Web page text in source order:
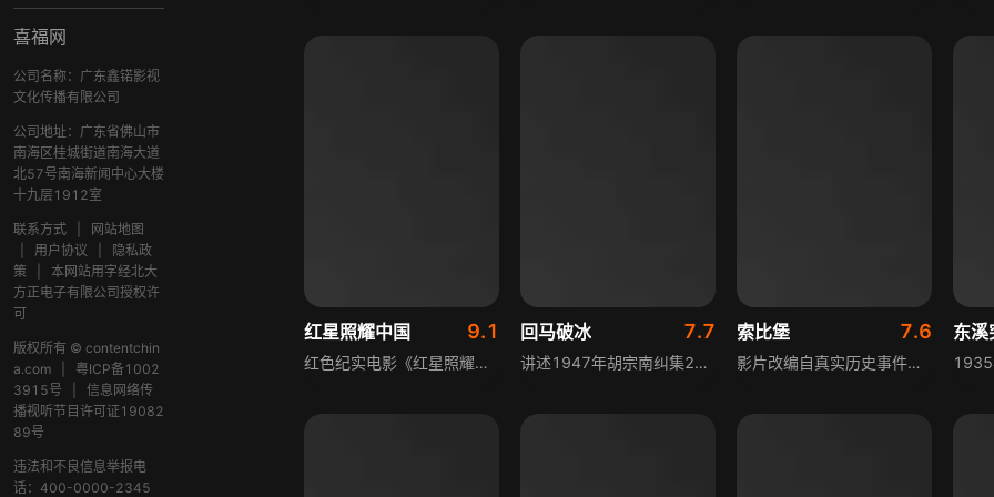
喜福网
公司名称：广东鑫锘影视
文化传播有限公司
公司地址：广东省佛山市
南海区桂城街道南海大道
北57号南海新闻中心大楼
十九层1912室
联系方式
网站地图
用户协议
隐私政
策
本网站用字经北大
方正电子有限公司授权许
可
版权所有 © contentchin
a.com
粤ICP备1002
3915号
信息网络传
播视听节目许可证19082
89号
违法和不良信息举报电
话：400-0000-2345
红星照耀中国 9.1
红色纪实电影《红星照耀中国》以1936年美国青年埃德加·斯诺冒险赴中国红色革命区域的经历为核心，讲述他采访见证毛泽东、周恩来等中共领导人及红军战士、苏区百姓的风采后，以饱含激情的文笔撰写《红星照耀中国》，该书出版后轰动世界，让全球首次了解艰苦抗战背景下中国共产党的真实情况。
回马破冰 7.7
讲述1947年胡宗南纠集25万大军企图占领陕甘宁边区，迫使我党中央退出陕北。为牵制并消灭这些国民党主力部队，中共中央主动退出延安，率领2万余人转战陕北，浴血奋战一年零一个月，粉碎了国民党的战略企图，创造了古今中外战史上的一个奇迹，展现了革命先辈的智慧与勇气。
索比堡 7.6
影片改编自真实历史事件，聚焦二战时期的波兰索比堡死亡集中营，讲述苏联军官亚历山大·佩切尔斯基的英勇事迹。这座集中营是纳粹的杀人机器，佩切尔斯基却在短短三周内，组织起一场震惊世人的囚犯反抗行动，成功带领大批狱友越狱。尽管逃亡途中有人牺牲，幸存下来的人们也没有停下脚步，纷纷加入反法西斯游击队，继续为自由而战。
东溪